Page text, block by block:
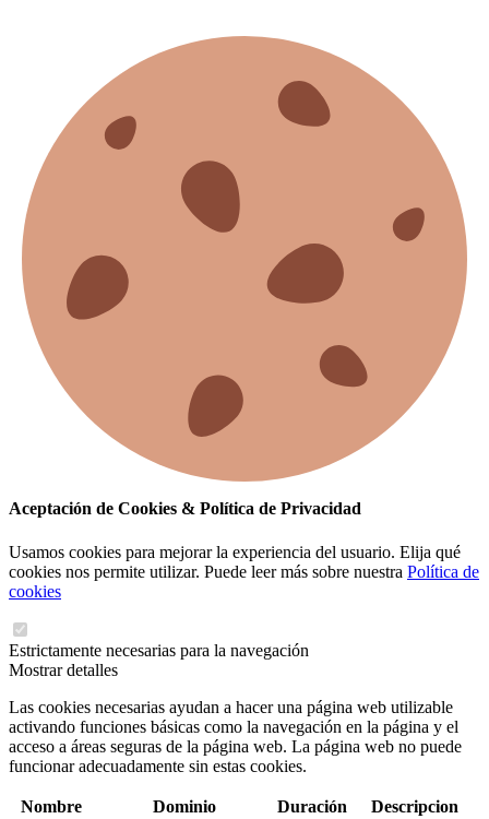
Aceptación de Cookies & Política de Privacidad
Usamos cookies para mejorar la experiencia del usuario. Elija qué
cookies nos permite utilizar. Puede leer más sobre nuestra Política de
cookies
Estrictamente necesarias para la navegación
Mostrar detalles
Las cookies necesarias ayudan a hacer una página web utilizable
activando funciones básicas como la navegación en la página y el
acceso a áreas seguras de la página web. La página web no puede
funcionar adecuadamente sin estas cookies.
Nombre Dominio Duración Descripcion